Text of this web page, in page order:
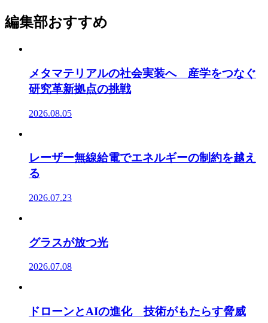
編集部おすすめ
メタマテリアルの社会実装へ 産学をつなぐ
研究革新拠点の挑戦
2026.08.05
レーザー無線給電でエネルギーの制約を越え
る
2026.07.23
グラスが放つ光
2026.07.08
ドローンとAIの進化 技術がもたらす脅威